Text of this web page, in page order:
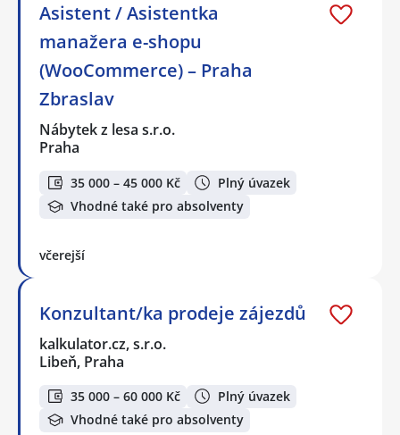
Asistent / Asistentka
manažera e-shopu
(WooCommerce) – Praha
Zbraslav
Nábytek z lesa s.r.o.
Praha
35 000 – 45 000 Kč
Plný úvazek
Vhodné také pro absolventy
včerejší
Konzultant/ka prodeje zájezdů
kalkulator.cz, s.r.o.
Libeň, Praha
35 000 – 60 000 Kč
Plný úvazek
Vhodné také pro absolventy